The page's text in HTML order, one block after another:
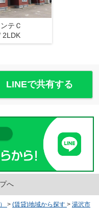
テＣ
2LDK
LINEで共有する
へ
> (賃貸)地域から探す > 湯沢市